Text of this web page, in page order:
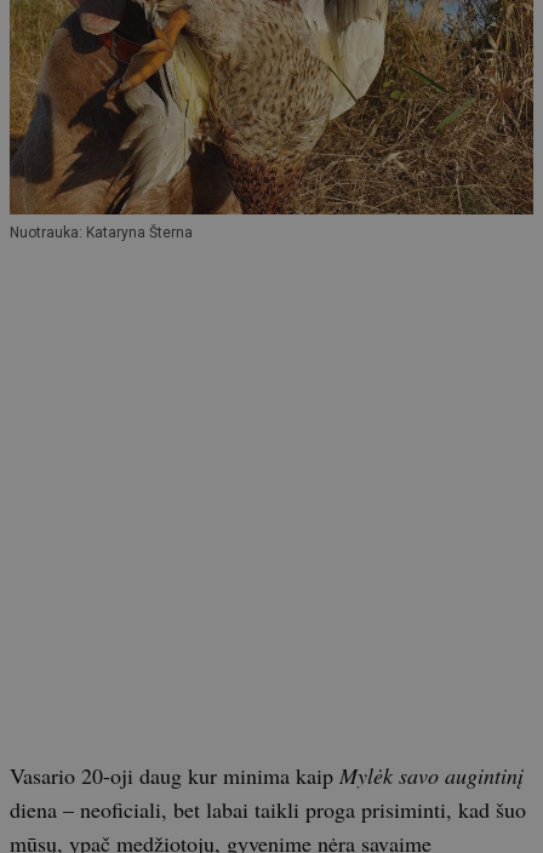
Nuotrauka: Kataryna Šterna
Vasario 20-oji daug kur minima kaip Mylėk savo augintinį
diena – neoficiali, bet labai taikli proga prisiminti, kad šuo
mūsų, ypač medžiotojų, gyvenime nėra savaime